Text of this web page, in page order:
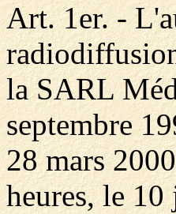
Art. 1er. -
la SARL
septembre
28 mars
heures, le 10